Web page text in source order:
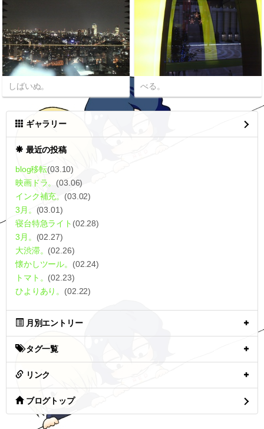
しばいぬ。 べる。
ギャラリー
最近の投稿
blog移転(03.10)
映画ドラ。 (03.06)
インク補充。 (03.02)
3月。 (03.01)
寝台特急ライト (02.28)
3月。 (02.27)
大渋滞。 (02.26)
懐かしツール。 (02.24)
トマト。 (02.23)
ひよりあり。 (02.22)
月別エントリー
タグ一覧
リンク
ブログトップ